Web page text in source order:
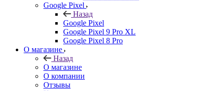
Google Pixel
Назад
Google Pixel
Google Pixel 9 Pro XL
Google Pixel 8 Pro
О магазине
Назад
О магазине
О компании
Отзывы